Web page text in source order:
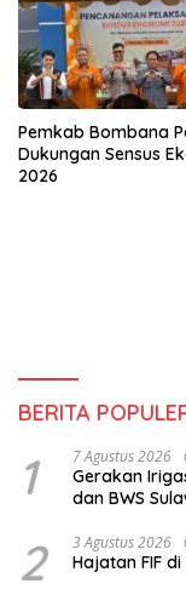
Pemkab Bombana
Dukungan Sensus
2026
BERITA
1 7 Agustus 2026
Gerakan
dan BWS
2 3 Agustus 2026
Hajatan FIF